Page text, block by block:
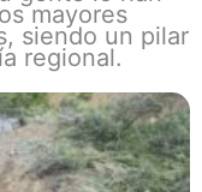
mayores
siendo un pilar
regional.